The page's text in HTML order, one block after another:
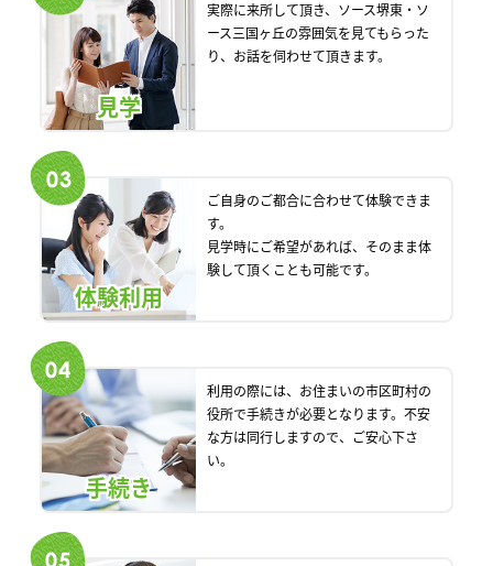
見学
実際に来所して頂き、ソース堺東・ソ
ース三国ヶ丘の雰囲気を見てもらった
り、お話を伺わせて頂きます。
体験利用
ご自身のご都合に合わせて体験できま
す。
見学時にご希望があれば、そのまま体
験して頂くことも可能です。
手続き
利用の際には、お住まいの市区町村の
役所で手続きが必要となります。不安
な方は同行しますので、ご安心下さ
い。